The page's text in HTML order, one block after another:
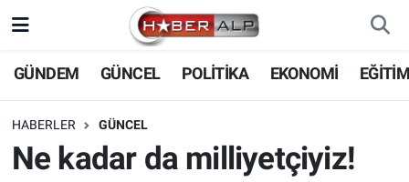
GÜNDEM GÜNCEL POLİTİKA EKONOMİ
HABERLER GÜNCEL
Ne kadar da milliyetçiyiz!
Nöbetçi Eczaneler
Hava Durumu
Trafik Durumu